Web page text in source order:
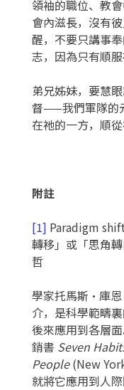
領袖的職位、教
會內滋長，沒有
醒，不要只講事
志，因為只有順服
弟兄姊妹，要慧
督——我們軍隊的
在祂的一方，順
附註
[1] Paradigm
轉移」或「思角
哲
學家托馬斯‧庫
介，是科學範疇
後來應用到各層
銷書 Seven
People(New
就將它應用到人際